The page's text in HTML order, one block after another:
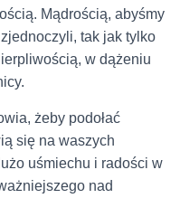
Mądrością, abyśmy
tak jak tylko
w dążeniu
żeby podołać
się na waszych
uśmiechu i radości w
nad